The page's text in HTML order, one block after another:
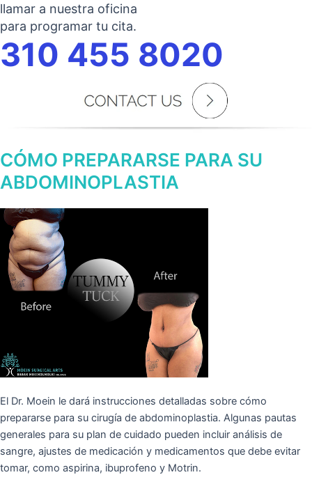
llamar a nuestra oficina
para programar tu cita.
310 455 8020
CÓMO PREPARARSE PARA SU
ABDOMINOPLASTIA
El Dr. Moein le dará instrucciones detalladas sobre cómo
prepararse para su cirugía de abdominoplastia. Algunas pautas
generales para su plan de cuidado pueden incluir análisis de
sangre, ajustes de medicación y medicamentos que debe evitar
tomar, como aspirina, ibuprofeno y Motrin.